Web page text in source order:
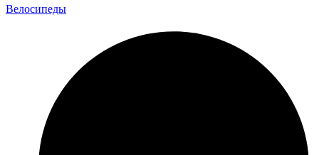
Велосипеды